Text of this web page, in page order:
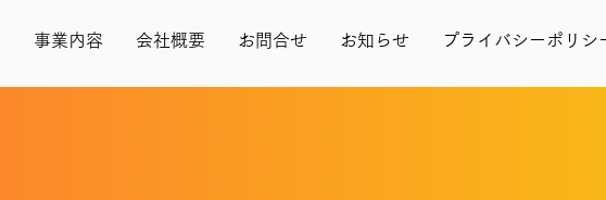
事業内容 会社概要 お問合せ お知らせ プライバシーポリシ